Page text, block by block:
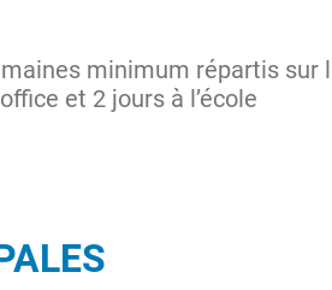
minimum répartis sur
et 2 jours à l’école